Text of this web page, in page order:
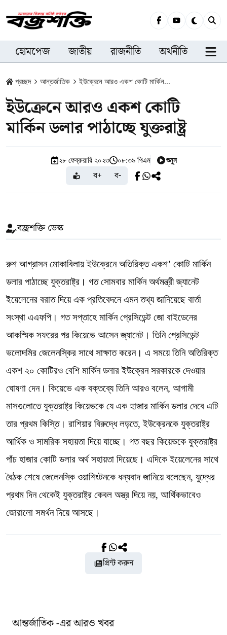
হোমপেজ জাতীয় রাজনীতি অর্থনীতি
প্রচ্ছদ আন্তর্জাতিক ইউক্রেনে আরও একশ কোটি মার্কিন...
ইউক্রেনে আরও একশ কোটি
মার্কিন ডলার পাঠাচ্ছে যুক্তরাষ্ট্র
২৮ ফেব্রুয়ারি ২০২৩ ০৮:৩৯ পিএম শুনুন
ব+ ব-
বজ্রশক্তি ডেস্ক
রুশ আগ্রাসন মোকাবিলায় ইউক্রেনে অতিরিক্ত একশ’ কোটি মার্কিন
ডলার পাঠাচ্ছে যুক্তরাষ্ট্র। গত সোমবার মার্কিন অর্থমন্ত্রী জ্যানেট
ইয়েলেনের বরাত দিয়ে এক প্রতিবেদনে এমন তথ্য জানিয়েছে বার্তা
সংস্থা এএফপি। গত সপ্তাহে মার্কিন প্রেসিডেন্ট জো বাইডেনের
আকস্মিক সফরের পর কিয়েভে আসেন জ্যানেট। তিনি প্রেসিডেন্ট
ভলোদমির জেলেনস্কির সাথে সাক্ষাত করেন। এ সময়ে তিনি অতিরিক্ত
একশ ২০ কোটিরও বেশি মার্কিন ডলার ইউক্রেন সরকারকে দেওয়ার
ঘোষণা দেন। কিয়েভে এক বক্তব্যে তিনি আরও বলেন, আগামী
মাসগুলোতে যুক্তরাষ্ট্র কিয়েভকে যে এক হাজার মার্কিন ডলার দেবে এটি
তার প্রথম কিস্তি। রাশিয়ার বিরুদ্ধে লড়তে, ইউক্রেনকে যুক্তরাষ্ট্র
আর্থিক ও সামরিক সহায়তা দিয়ে যাচ্ছে। গত বছর কিয়েভকে যুক্তরাষ্ট্র
পাঁচ হাজার কোটি ডলার অর্থ সহায়তা দিয়েছে। এদিকে ইয়েলেনের সাথে
বৈঠক শেষে জেলেনস্কি ওয়াশিংটনকে ধন্যবাদ জানিয়ে বলেছেন, যুদ্ধের
প্রথম দিন থেকেই যুক্তরাষ্ট্র কেবল অস্ত্র দিয়ে নয়, আর্থিকভাবেও
জোরালো সমর্থন দিয়ে আসছে।
প্রিন্ট করুন
আন্তর্জাতিক -এর আরও খবর